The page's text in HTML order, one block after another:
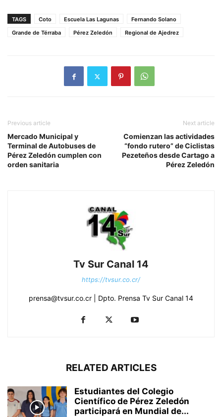
TAGS Coto Escuela Las Lagunas
Fernando Solano
Grande de Térraba
Pérez Zeledón Regional de Ajedrez
Previous article
Mercado Municipal y
Terminal de Autobuses de
Pérez Zeledón cumplen con
orden sanitaria
Next article
Comienzan las actividades
“fondo rutero” de Ciclistas
Pezeteños desde Cartago a
Pérez Zeledón
Tv Sur Canal 14
https://tvsur.co.cr/
prensa@tvsur.co.cr | Dpto. Prensa Tv Sur Canal 14
RELATED ARTICLES
Estudiantes del Colegio
Científico de Pérez Zeledón
participará en Mundial de...